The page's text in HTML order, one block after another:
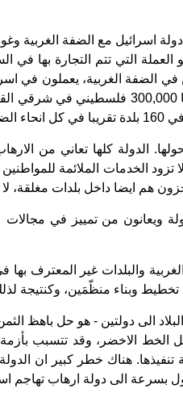
اسرائيل مع الضفة الغربية
الفلسطينيين في الضفة
تجبيها اسرائيل من العمال
الدولة كلها تعاني من
لا تزود الخدمات الملائمة
هم ايضا داخل بلدات
ويعانون من تمييز في
والبلدات غير المعترف
تخطيط وبناء منظّمَين،
البلاد الى دولتين - هو حل
الاخضر، وقد تتسبب بأزمة
تنفيذها. هناك خطر كبير ان
الى دولة ارهاب تهاجم